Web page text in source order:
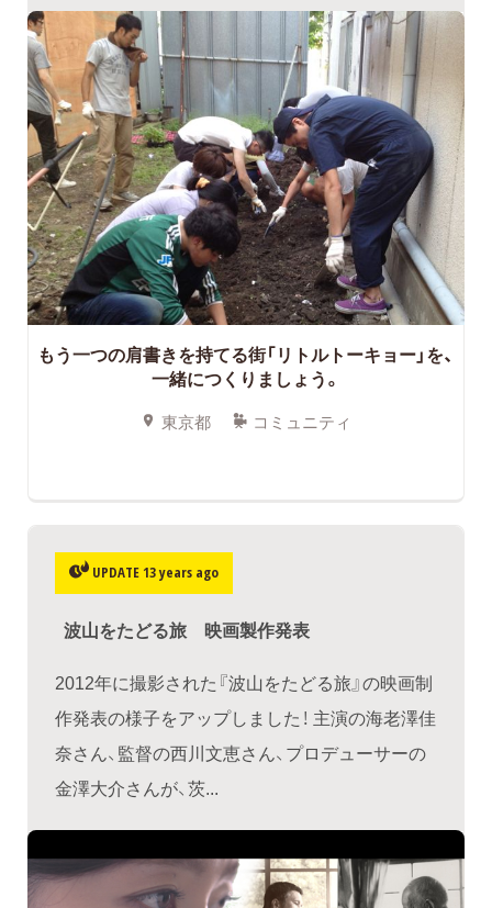
もう一つの肩書きを持てる街「リトルトーキョー」を、
一緒につくりましょう。
東京都 コミュニティ
UPDATE 13 years ago
波山をたどる旅 映画製作発表
2012年に撮影された『波山をたどる旅』の映画制
作発表の様子をアップしました！ 主演の海老澤佳
奈さん、監督の西川文恵さん、プロデューサーの
金澤大介さんが、茨...